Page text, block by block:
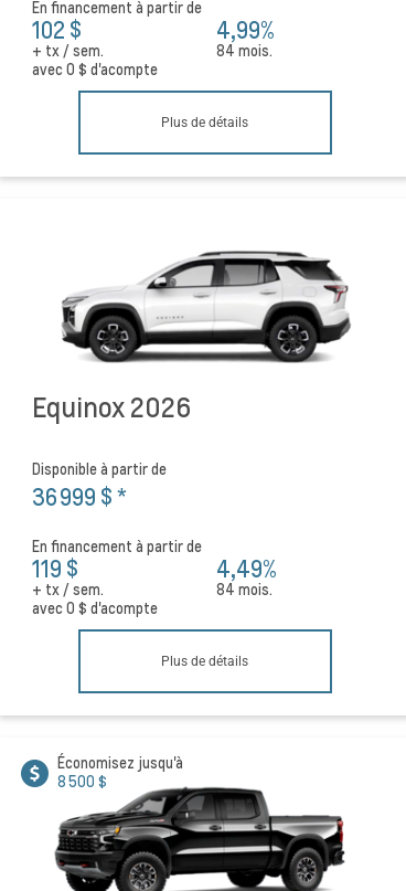
En financement à partir de
102 $
+ tx / sem.
4,99%
84 mois.
avec 0 $ d'acompte
Plus de détails
Equinox 2026
Disponible à partir de
36 999 $*
En financement à partir de
119 $
+ tx / sem.
4,49%
84 mois.
avec 0 $ d'acompte
Plus de détails
Économisez jusqu'à
8 500 $